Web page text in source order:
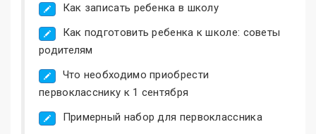
Как записать ребенка в школу
Как подготовить ребенка к школе: советы
родителям
Что необходимо приобрести
первокласснику к 1 сентября
Примерный набор для первоклассника